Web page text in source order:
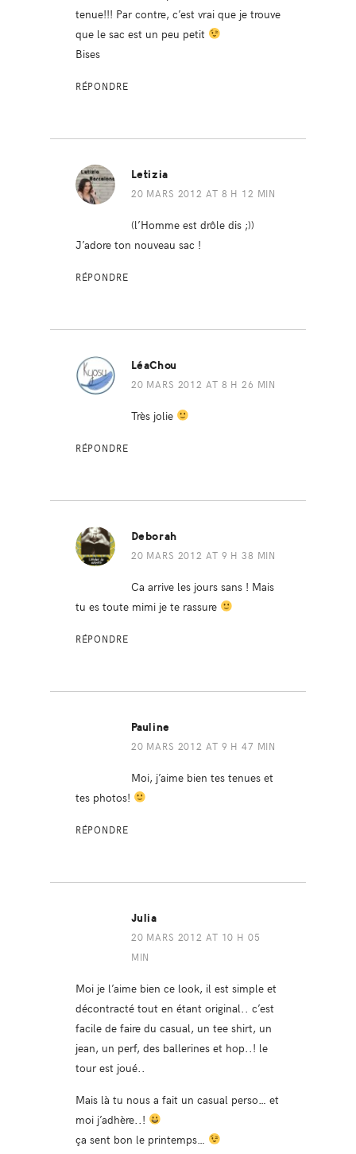
tenue!!! Par contre, c’est vrai que je trouve
que le sac est un peu petit
Bises
RÉPONDRE
Letizia
20 MARS 2012 AT 8 H 12 MIN
(l’Homme est drôle dis ;))
J’adore ton nouveau sac !
RÉPONDRE
LéaChou
20 MARS 2012 AT 8 H 26 MIN
Très jolie
RÉPONDRE
Deborah
20 MARS 2012 AT 9 H 38 MIN
Ca arrive les jours sans ! Mais
tu es toute mimi je te rassure
RÉPONDRE
Pauline
20 MARS 2012 AT 9 H 47 MIN
Moi, j’aime bien tes tenues et
tes photos!
RÉPONDRE
Julia
20 MARS 2012 AT 10 H 05
MIN
Moi je l’aime bien ce look, il est simple et
décontracté tout en étant original.. c’est
facile de faire du casual, un tee shirt, un
jean, un perf, des ballerines et hop..! le
tour est joué..
Mais là tu nous a fait un casual perso… et
moi j’adhère..!
ça sent bon le printemps…